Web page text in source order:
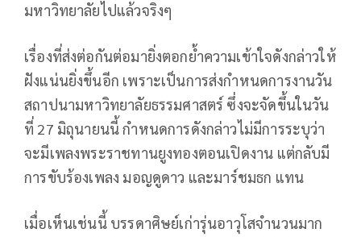
มหาวิทยาลัยไปแล้วจริงๆ
เรื่องที่ส่งต่อกันต่อมายิ่งตอกย้ำความเข้าใจดังกล่าวให้
ฝังแน่นยิ่งขึ้นอีก เพราะเป็นการส่งกำหนดการงานวัน
สถาปนามหาวิทยาลัยธรรมศาสตร์ ซึ่งจะจัดขึ้นในวัน
ที่ 27 มิถุนายนนี้ กำหนดการดังกล่าวไม่มีการระบุว่า
จะมีเพลงพระราชทานยูงทองตอนเปิดงาน แต่กลับมี
การขับร้องเพลง มอญดูดาว และมาร์ชมธก แทน
เมื่อเห็นเช่นนี้ บรรดาศิษย์เก่ารุ่นอาวุโสจำนวนมาก